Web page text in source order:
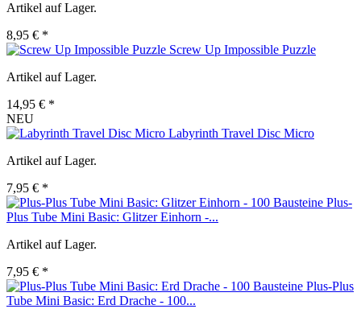
Artikel auf Lager.
8,95 € *
Screw Up Impossible Puzzle
Artikel auf Lager.
14,95 € *
NEU
Labyrinth Travel Disc Micro
Artikel auf Lager.
7,95 € *
Plus-
Plus Tube Mini Basic: Glitzer Einhorn -...
Artikel auf Lager.
7,95 € *
Plus-Plus
Tube Mini Basic: Erd Drache - 100...